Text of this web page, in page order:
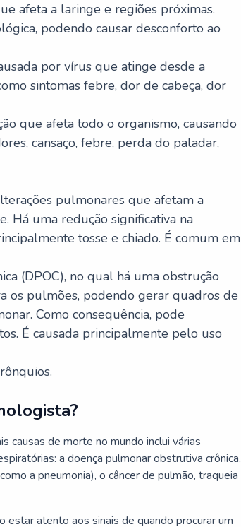
afeta a laringe e regiões próximas.
podendo causar desconforto ao
por vírus que atinge desde a
sintomas febre, dor de cabeça, dor
que afeta todo o organismo, causando
cansaço, febre, perda do paladar,
pulmonares que afetam a
Há uma redução significativa na
tosse e chiado. É comum em
(DPOC), no qual há uma obstrução
os pulmões, podendo gerar quadros de
Como consequência, pode
É causada principalmente pelo uso
causas de morte no mundo inclui várias
a doença pulmonar obstrutiva crônica,
a pneumonia), o câncer de pulmão, traqueia
estar atento aos sinais de quando procurar um